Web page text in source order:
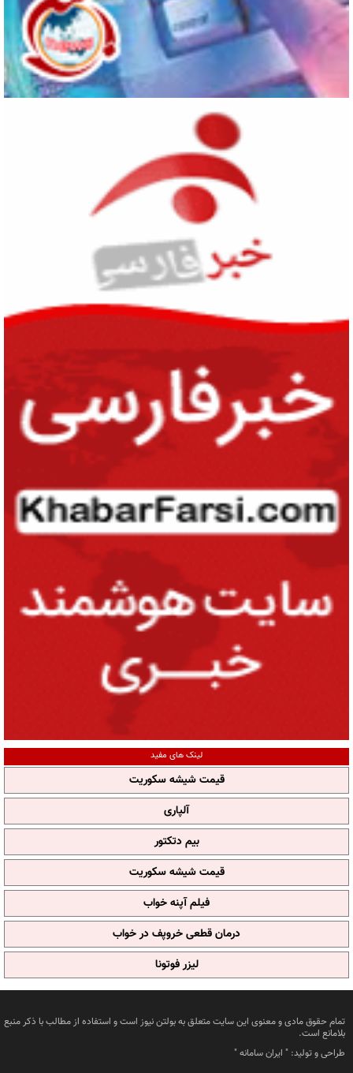
لینک های مفید
قیمت شیشه سکوریت
آلپاری
بیم دتکتور
قیمت شیشه سکوریت
فیلم آپنه خواب
درمان قطعی خروپف در خواب
لیزر فوتونا
تمام حقوق مادی و معنوی این سایت متعلق به بولتن نیوز است و استفاده از مطالب با ذکر منبع
بلامانع است.
طراحی و تولید: " ایران سامانه"